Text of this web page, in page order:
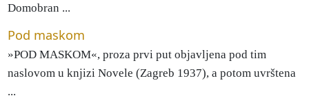
Domobran ...
Pod maskom
»POD MASKOM«, proza prvi put objavljena pod tim
naslovom u knjizi Novele (Zagreb 1937), a potom uvrštena
...